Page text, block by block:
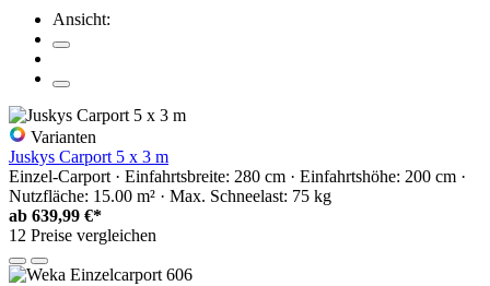
Ansicht:
Varianten
Juskys Carport 5 x 3 m
Einzel-Carport · Einfahrtsbreite: 280 cm · Einfahrtshöhe: 200 cm ·
Nutzfläche: 15.00 m² · Max. Schneelast: 75 kg
ab 639,99 €*
12 Preise vergleichen